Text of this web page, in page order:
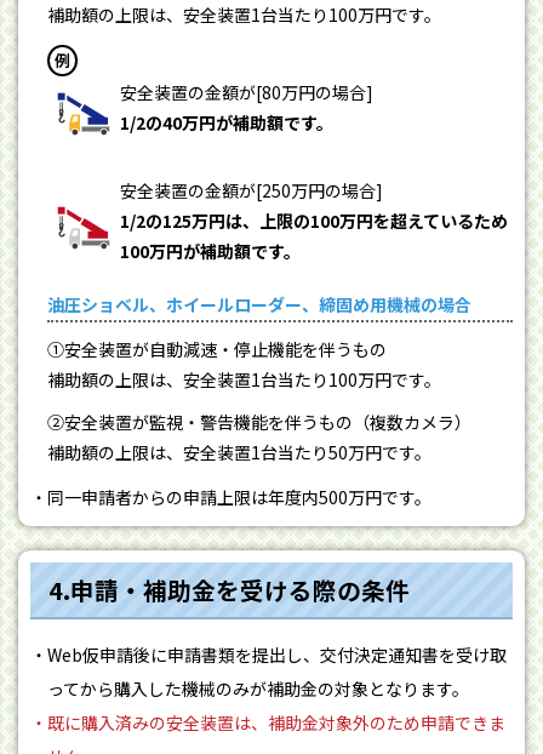
補助額の上限は、安全装置1台当たり100万円です。
例
安全装置の金額が[80万円の場合]
1/2の40万円が補助額です。
安全装置の金額が[250万円の場合]
1/2の125万円は、上限の100万円を超えているため
100万円が補助額です。
油圧ショベル、ホイールローダー、締固め用機械の場合
①安全装置が自動減速・停止機能を伴うもの
補助額の上限は、安全装置1台当たり100万円です。
②安全装置が監視・警告機能を伴うもの（複数カメラ）
補助額の上限は、安全装置1台当たり50万円です。
同一申請者からの申請上限は年度内500万円です。
4.申請・補助金を受ける際の条件
Web仮申請後に申請書類を提出し、交付決定通知書を受け取
ってから購入した機械のみが補助金の対象となります。
既に購入済みの安全装置は、補助金対象外のため申請できま